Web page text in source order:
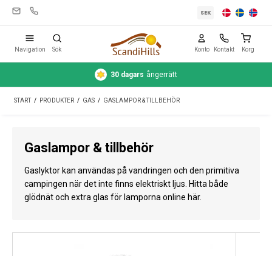
Tält
Rengöring & skötsel
Reseutrustning
Gas
SEK
Navigation Sök Konto Kontakt Korg
30 dagars ångerrätt
START / PRODUKTER / GAS / GASLAMPOR & TILLBEHÖR
Gaslampor & tillbehör
Gaslyktor kan användas på vandringen och den primitiva
campingen när det inte finns elektriskt ljus. Hitta både
glödnät och extra glas för lamporna online här.